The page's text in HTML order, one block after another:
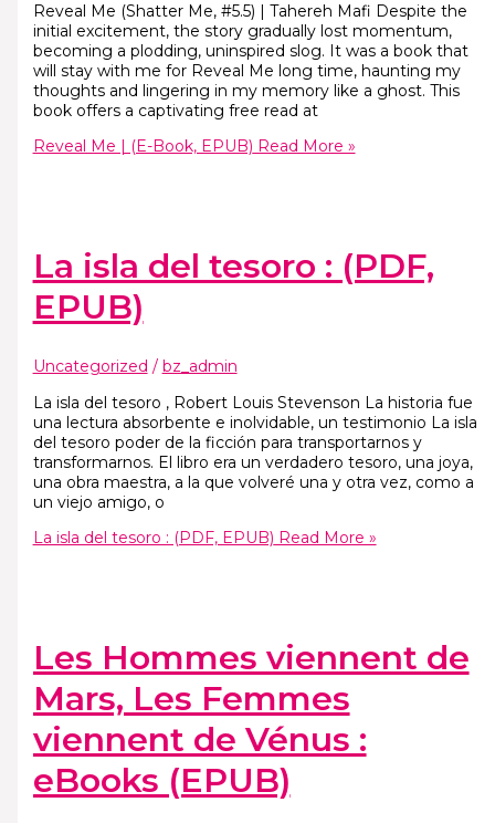
Reveal Me (Shatter Me, #5.5) | Tahereh Mafi Despite the
initial excitement, the story gradually lost momentum,
becoming a plodding, uninspired slog. It was a book that
will stay with me for Reveal Me long time, haunting my
thoughts and lingering in my memory like a ghost. This
book offers a captivating free read at
Reveal Me | (E-Book, EPUB) Read More »
La isla del tesoro : (PDF,
EPUB)
Uncategorized / bz_admin
La isla del tesoro , Robert Louis Stevenson La historia fue
una lectura absorbente e inolvidable, un testimonio La isla
del tesoro poder de la ficción para transportarnos y
transformarnos. El libro era un verdadero tesoro, una joya,
una obra maestra, a la que volveré una y otra vez, como a
un viejo amigo, o
La isla del tesoro : (PDF, EPUB) Read More »
Les Hommes viennent de
Mars, Les Femmes
viennent de Vénus :
eBooks (EPUB)